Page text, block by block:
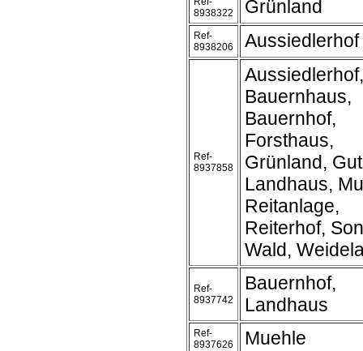
8938322
Grünland
Ref-
8938206
Aussiedlerhof
Ref-
8937858
Aussiedlerhof,
Bauernhaus,
Bauernhof,
Forsthaus,
Grünland,
Landhaus,
Reitanlage,
Reiterhof,
Wald,
Ref-
8937742
Bauernhof,
Landhaus
Ref-
8937626
Muehle